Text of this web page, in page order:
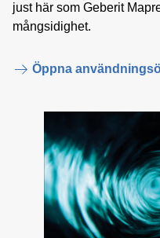
just här som Geberit
mångsidighet.
Öppna